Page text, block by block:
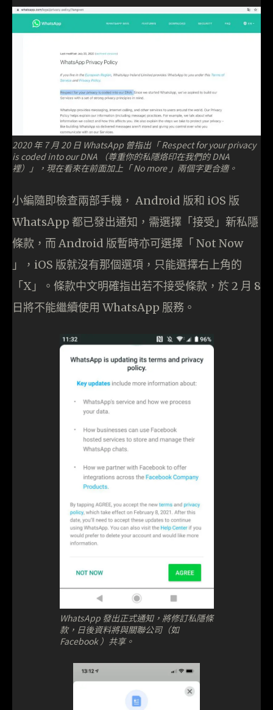
2020 年 7 月 20 日 WhatsApp 曾指出「 Respect for your privacy
is coded into our DNA （尊重你的私隱烙印在我們的 DNA
裡）」，現在看來在前面加上「 No more 」兩個字更合適。
小編隨即檢查兩部手機， Android 版和 iOS 版
WhatsApp 都已發出通知，需選擇「接受」新私隱
條款，而 Android 版暫時亦可選擇「 Not Now
」，iOS 版就沒有那個選項，只能選擇右上角的
「X」。條款中文明確指出若不接受條款，於 2 月 8
日將不能繼續使用 WhatsApp 服務。
WhatsApp 發出正式通知，將修訂私隱條
款，日後資料將與關聯公司（如
Facebook ）共享。